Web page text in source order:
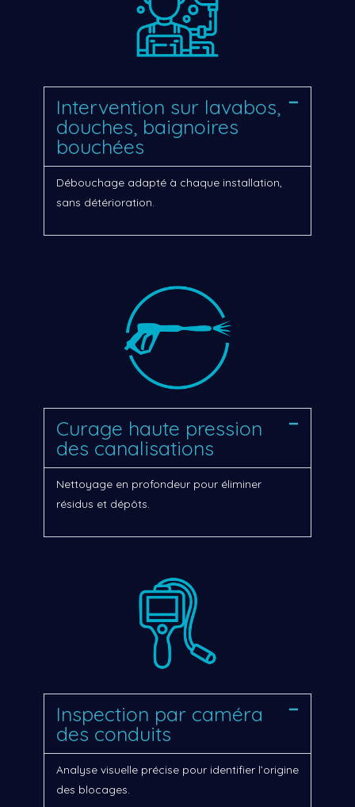
Intervention sur lavabos,
douches, baignoires
bouchées
Débouchage adapté à chaque installation,
sans détérioration.
Curage haute pression
des canalisations
Nettoyage en profondeur pour éliminer
résidus et dépôts.
Inspection par caméra
des conduits
Analyse visuelle précise pour identifier l’origine
des blocages.